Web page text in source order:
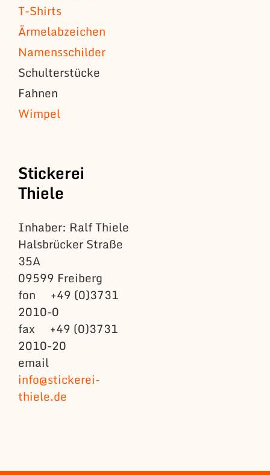
T-Shirts
Ärmelabzeichen
Namensschilder
Schulterstücke
Fahnen
Wimpel
Stickerei
Thiele
Inhaber: Ralf Thiele
Halsbrücker Straße
35A
09599 Freiberg
fon +49 (0)3731
2010-0
fax +49 (0)3731
2010-20
email
info@stickerei-
thiele.de